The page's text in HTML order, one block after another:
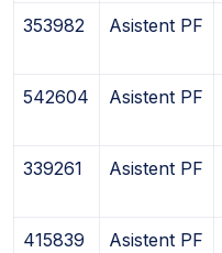
353982 Asistent PF
542604 Asistent PF
339261 Asistent PF
415839 Asistent PF